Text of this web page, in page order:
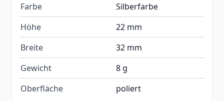
Farbe
Silberfarbe
Höhe
22 mm
Breite
32 mm
Gewicht
8 g
Oberfläche
poliert